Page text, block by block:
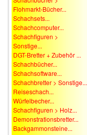
Flohmarkt-Bücher...
Schachsets...
Schachcomputer...
Schachfiguren >
Sonstige...
DGT-Bretter + Zubehör ...
Schachbücher...
Schachsoftware...
Schachbretter > Sonstige...
Reiseschach...
Würfelbecher...
Schachfiguren > Holz...
Demonstrationsbretter...
Backgammonsteine...